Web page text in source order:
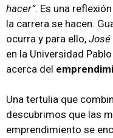
hacer”. Es una
la carrera se hacen.
ocurra y para ello, José
en la Universidad
acerca del
Una tertulia que
descubrimos que las
emprendimiento se